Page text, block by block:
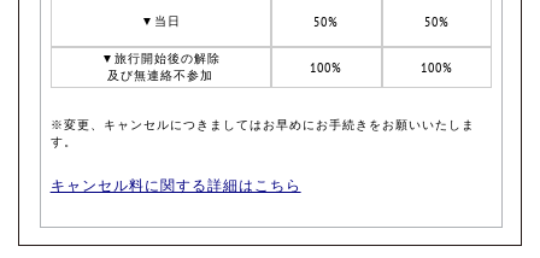
▼当日 50% 50%
▼旅行開始後の解除
及び無連絡不参加
100% 100%
※変更、キャンセルにつきましてはお早めにお手続きをお願いいたしま
す。
キャンセル料に関する詳細はこちら